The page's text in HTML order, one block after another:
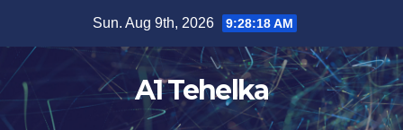
content
Sun. Aug 9th, 2026 9:28:18 AM
A1 Tehelka